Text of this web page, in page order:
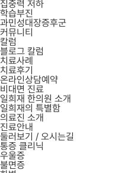
집중력 저하
학습부진
과민성대장증후군
커뮤니티
칼럼
블로그 칼럼
치료사례
치료후기
온라인상담예약
비대면 진료
일희재 한의원 소개
일희재의 특별함
의료진 소개
진료안내
둘러보기 / 오시는길
통증 클리닉
우울증
불면증